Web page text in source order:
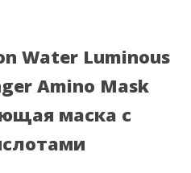
Water Luminous
Amino Mask
маска с